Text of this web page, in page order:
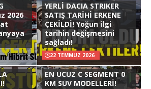
2026
YERLİ DACIA STRIKER
SATIŞ TARİHİ ERKENE
ÇEKİLDİ! Yoğun ilgi
tarihin değişmesini
sağladı!
22 TEMMUZ 2026
EN UCUZ C SEGMENT 0
KM SUV MODELLERİ!